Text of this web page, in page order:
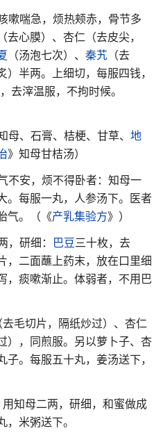
嗽喘急，烦热颊赤，骨节多
心膜）、杏仁（去皮尖，
（汤泡七次）、 秦艽 （去
）半两。上细切，每服四钱，
去滓温服，不拘时候。
母、石膏、桔梗、甘草、 地
》知母甘桔汤）
不安，烦不得卧者：知母一
。每服一丸，人参汤下。医者
气。（《产乳集验方》）
，研细： 巴豆 三十枚，去
，二面蘸上药末，放在口里细
，痰嗽渐止。体弱者，不用巴
毛切片，隔纸炒过）、杏仁
），同煎服。另以萝卜子、杏
。每服五十丸，姜汤送下，
知母二两，研细，和蜜做成
，米粥送下。